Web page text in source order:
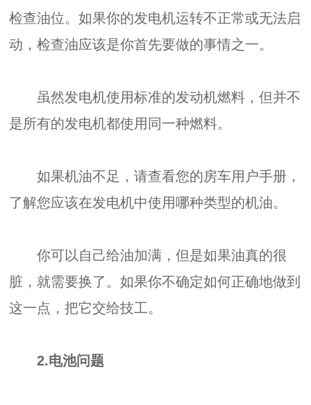
检查油位。如果你的发电机运转不正常或无法启
动，检查油应该是你首先要做的事情之一。
虽然发电机使用标准的发动机燃料，但并不
是所有的发电机都使用同一种燃料。
如果机油不足，请查看您的房车用户手册，
了解您应该在发电机中使用哪种类型的机油。
你可以自己给油加满，但是如果油真的很
脏，就需要换了。如果你不确定如何正确地做到
这一点，把它交给技工。
2.电池问题